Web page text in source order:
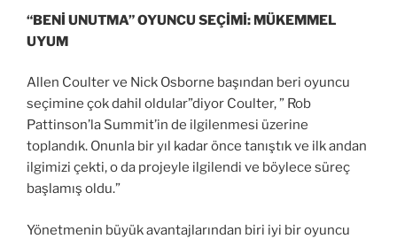
“BENİ UNUTMA” OYUNCU SEÇİMİ: MÜKEMMEL
UYUM
Allen Coulter ve Nick Osborne başından beri oyuncu
seçimine çok dahil oldular”diyor Coulter, ” Rob
Pattinson’la Summit’in de ilgilenmesi üzerine
toplandık. Onunla bir yıl kadar önce tanıştık ve ilk andan
ilgimizi çekti, o da projeyle ilgilendi ve böylece süreç
başlamış oldu.”
Yönetmenin büyük avantajlarından biri iyi bir oyuncu